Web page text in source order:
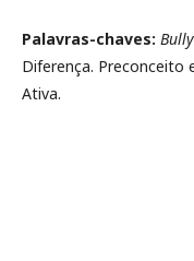
Palavras-chaves:
Diferença. Preconceito
Ativa.